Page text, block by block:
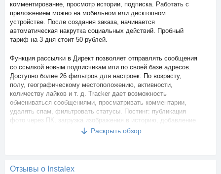
комментирование, просмотр истории, подписка. Работать с
приложением можно на мобильном или десктопном
устройстве. После создания заказа, начинается
автоматическая накрутка социальных действий. Пробный
тариф на 3 дня стоит 50 рублей.
Функция рассылки в Директ позволяет отправлять сообщения
со ссылкой новым подписчикам или по своей базе адресов.
Доступно более 26 фильтров для настроек: По возрасту,
полу, географическому местоположению, активности,
количеству лайков и т. д. Tracker дает возможность
обмениваться сообщениями, просматривать комментарии,
удалять спам, фильтровать статусы. Постинг: публикация
фото через ПК, загрузка изображения в историю, добавление
геотегов, видеороликов, водных знаков, удаление постов.
Раскрыть обзор
Отзывы о Instalex